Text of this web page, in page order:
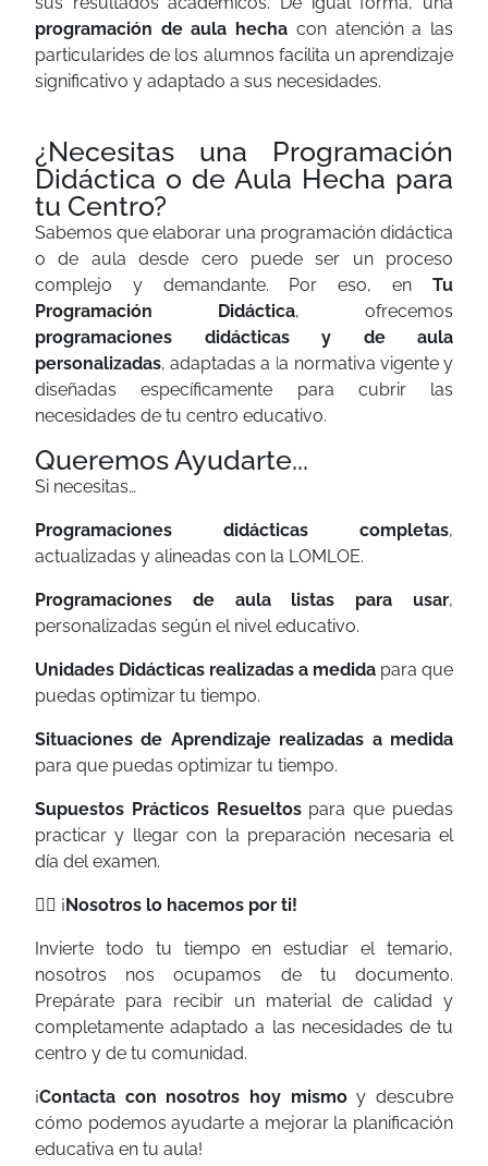
programación de aula hecha con atención a las
particularidesde los alumnos facilita un aprendizaje
significativo y adaptado a sus necesidades.
¿Necesitas una Programación
Didáctica o de Aula Hecha para
tu Centro?
Sabemos que elaborar una programación didáctica
o de aula desde cero puede ser un proceso
complejo y demandante. Por eso, en Tu
Programación Didáctica, ofrecemos
programaciones didácticas y de aula
personalizadas, adaptadas a la normativa vigente y
diseñadas específicamente para cubrir las
necesidades de tu centro educativo.
Queremos Ayudarte...
Si necesitas…
Programaciones didácticas completas,
actualizadas y alineadas con la LOMLOE.
Programaciones de aula listas para usar,
personalizadas según el nivel educativo.
Unidades Didácticas realizadas a medida para que
puedas optimizar tu tiempo.
Situaciones de Aprendizaje realizadas a medida
para que puedas optimizar tu tiempo.
Supuestos Prácticos Resueltos para que puedas
practicar y llegar con la preparación necesaria el
día del examen.
👉🏼 ¡Nosotros lo hacemos por ti!
Invierte todo tu tiempo en estudiar el temario,
nosotros nos ocupamos de tu documento.
Prepárate para recibir un material de calidad y
completamente adaptado a las necesidades de tu
centro y de tu comunidad.
¡Contacta con nosotros hoy mismoy descubre
cómo podemos ayudarte a mejorar la planificación
educativa en tu aula!